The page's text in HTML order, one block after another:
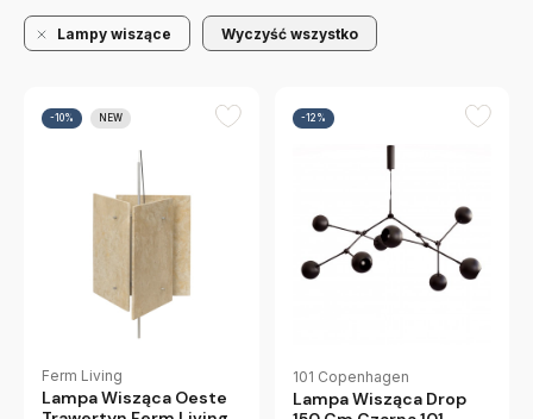
Lampy wiszące Wyczyść wszystko
-10% NEW
Ferm Living
Lampa Wisząca Oeste
-12%
101 Copenhagen
Lampa Wisząca Drop